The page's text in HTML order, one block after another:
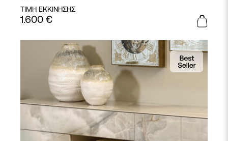
ΤΙΜΗ ΕΚΚΙΝΗΣΗΣ
1.600 €